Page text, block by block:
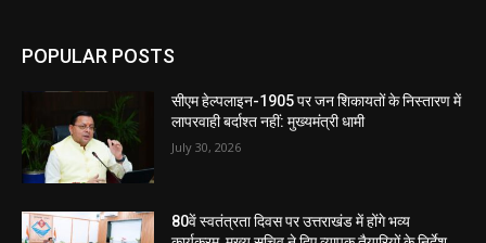
POPULAR POSTS
सीएम हेल्पलाइन-1905 पर जन शिकायतों के निस्तारण में
लापरवाही बर्दाश्त नहीं: मुख्यमंत्री धामी
July 30, 2026
80वें स्वतंत्रता दिवस पर उत्तराखंड में होंगे भव्य